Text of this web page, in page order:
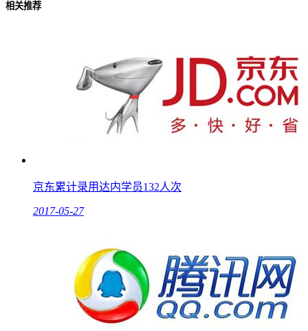
相关推荐
京东累计录用达内学员132人次
2017-05-27